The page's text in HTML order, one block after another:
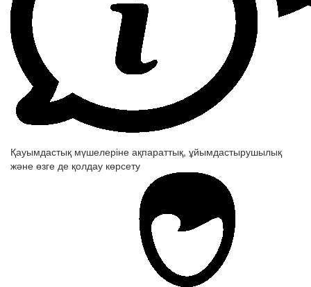
Қауымдастық мүшелеріне ақпараттық, ұйымдастырушылық
және өзге де қолдау көрсету